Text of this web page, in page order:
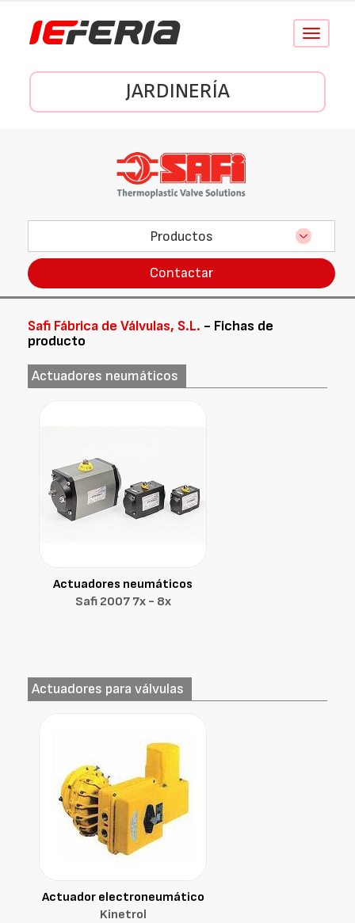
Conmutar
JARDINERÍA
Productos
Contactar
Safi Fábrica de Válvulas, S.L. - Fichas de
producto
Actuadores neumáticos
Actuadores neumáticos
Safi 2007 7x - 8x
Actuadores para válvulas
Actuador electroneumático
Kinetrol